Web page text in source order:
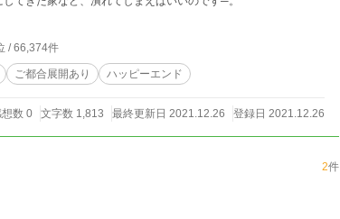
/ 66,374件
ご都合展開あり ハッピーエンド
数 0 文字数 1,813 最終更新日 2021.12.26 登録日 2021.12.26
2件